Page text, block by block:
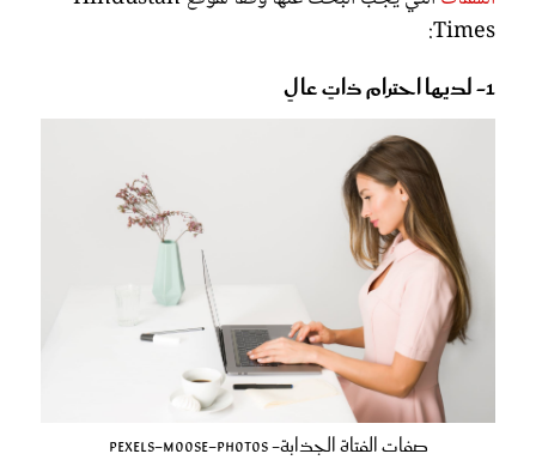
Times:
1- لديها احترام ذاتٍ عالٍ
صفات الفتاة الجذابة- pexels-moose-photos